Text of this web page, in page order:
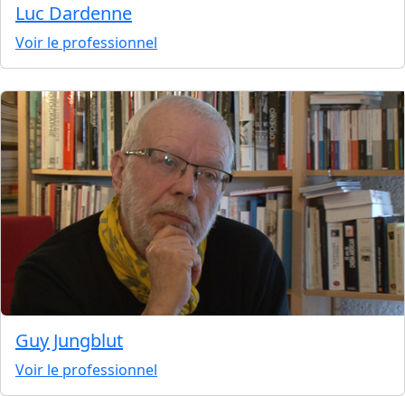
Luc Dardenne
Voir le professionnel
Guy Jungblut
Voir le professionnel